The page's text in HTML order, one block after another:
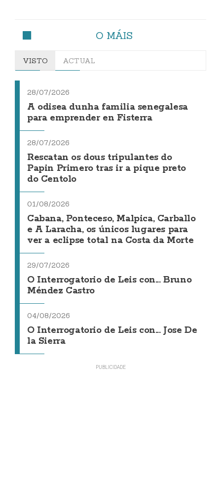
O MÁIS
VISTO ACTUAL
28/07/2026
A odisea dunha familia senegalesa
para emprender en Fisterra
28/07/2026
Rescatan os dous tripulantes do
Papin Primero tras ir a pique preto
do Centolo
01/08/2026
Cabana, Ponteceso, Malpica, Carballo
e A Laracha, os únicos lugares para
ver a eclipse total na Costa da Morte
29/07/2026
O Interrogatorio de Leis con... Bruno
Méndez Castro
04/08/2026
O Interrogatorio de Leis con... Jose De
la Sierra